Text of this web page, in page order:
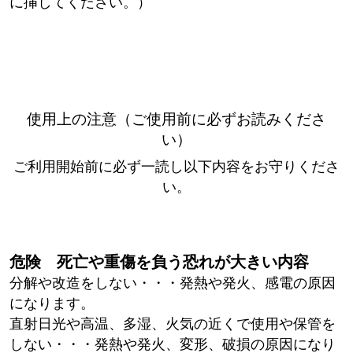
使用上の注意（ご使用前に必ずお読みくださ
い）
ご利用開始前に必ず一読し以下内容をお守りくださ
い。
危険 死亡や重傷を負う恐れが大きい内容
分解や改造をしない・・・発熱や発火、感電の原因
になります。
直射日光や高温、多湿、火気の近くで使用や保管を
しない・・・発熱や発火、変形、破損の原因になり